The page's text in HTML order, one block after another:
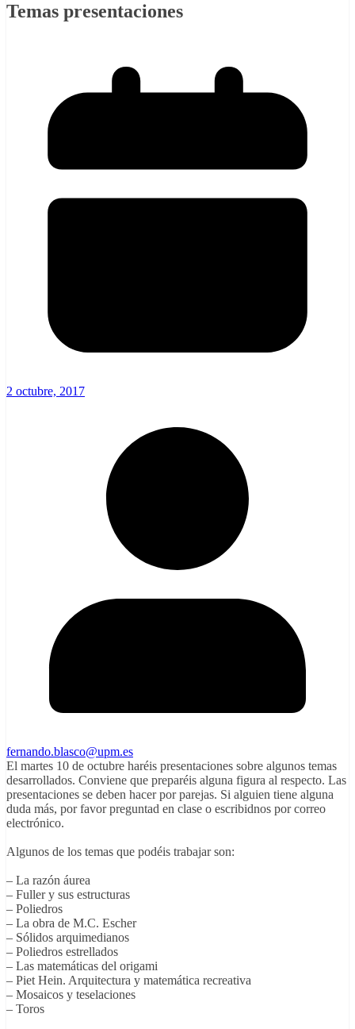
Temas presentaciones
2 octubre, 2017
fernando.blasco@upm.es
El martes 10 de octubre haréis presentaciones sobre algunos temas
desarrollados. Conviene que preparéis alguna figura al respecto. Las
presentaciones se deben hacer por parejas. Si alguien tiene alguna
duda más, por favor preguntad en clase o escribidnos por correo
electrónico.
Algunos de los temas que podéis trabajar son:
– La razón áurea
– Fuller y sus estructuras
– Poliedros
– La obra de M.C. Escher
– Sólidos arquimedianos
– Poliedros estrellados
– Las matemáticas del origami
– Piet Hein. Arquitectura y matemática recreativa
– Mosaicos y teselaciones
– Toros